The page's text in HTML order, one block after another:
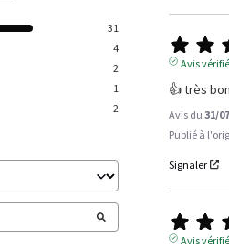
31
4
2
1
2
Avis vérifié
👍 très
Avis du31/
Publié à
Signaler
Avis vérifié